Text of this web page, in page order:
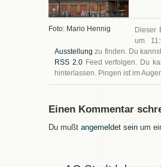
Foto: Mario Hennig
Dieser
um
Ausstellung zu finden. Du
RSS 2.0Feed verfolgen. Du
hinterlassen. Pingen ist im
Einen Kommentar
Du mußt angemeldet sein um